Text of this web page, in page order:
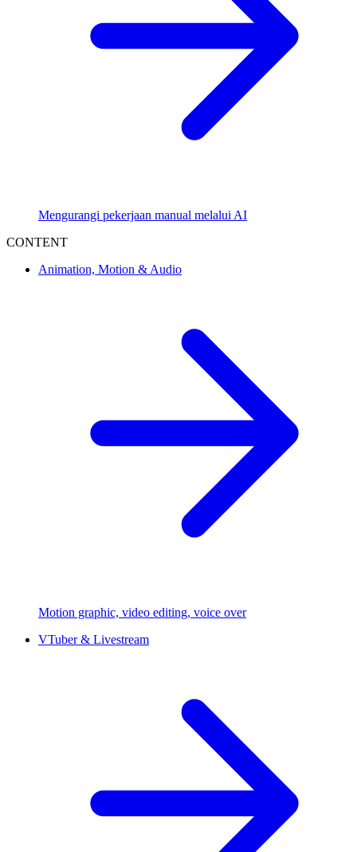
Mengurangi pekerjaan manual melalui AI
CONTENT
Animation, Motion & Audio
Motion graphic, video editing, voice over
VTuber & Livestream